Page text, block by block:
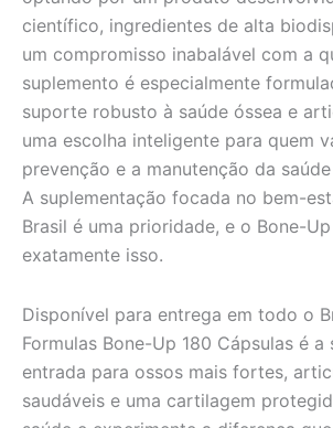
científico, ingredientes de alta
um compromisso inabalável com a
suplemento é especialmente
suporte robusto à saúde óssea e
uma escolha inteligente para quem
prevenção e a manutenção da
A suplementação focada no bem-
Brasil é uma prioridade, e o Bone-
exatamente isso.
Disponível para entrega em todo o
Formulas Bone-Up 180 Cápsulas é
entrada para ossos mais fortes,
saudáveis e uma cartilagem